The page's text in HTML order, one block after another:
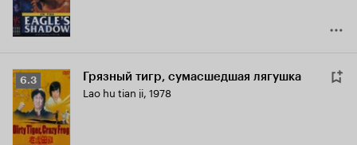
Рейтинг
Кинопоиска
6.3
6.3 Грязный тигр, сумасшедшая лягушка
Lao hu tian ji, 1978